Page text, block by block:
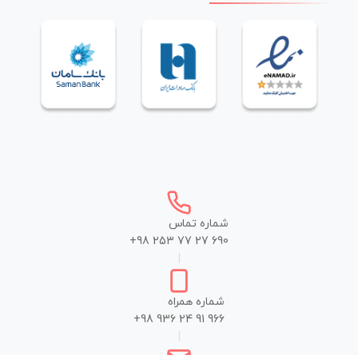
شماره تماس
+98 253 77 27 690
شماره همراه
+98 936 24 91 966